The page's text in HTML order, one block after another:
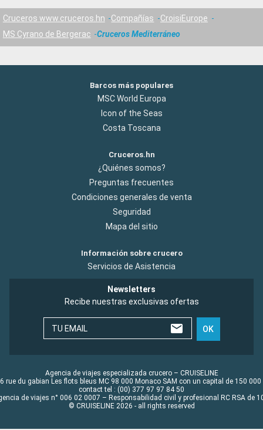
Cruceros www.cruceros.hn Compañías
CroisiEurope
MS Cyrano de Bergerac
Cruceros Mediterráneo
Barcos más populares
MSC World Europa
Icon of the Seas
Costa Toscana
Cruceros.hn
¿Quiénes somos?
Preguntas frecuentes
Condiciones generales de venta
Seguridad
Mapa del sitio
Información sobre crucero
Servicios de Asistencia
Newsletters
Recibe nuestras exclusivas ofertas
TU EMAIL OK
Agencia de viajes especializada crucero – CRUISELINE
rue du gabian Les flots bleus MC 98 000 Monaco SAM con un capital de 150 000
contact tel : (00) 377 97 97 84 50
de viajes n° 006 02 0007 – Responsabilidad civil y profesional RC RSA de
© CRUISELINE 2026 - all rights reserved